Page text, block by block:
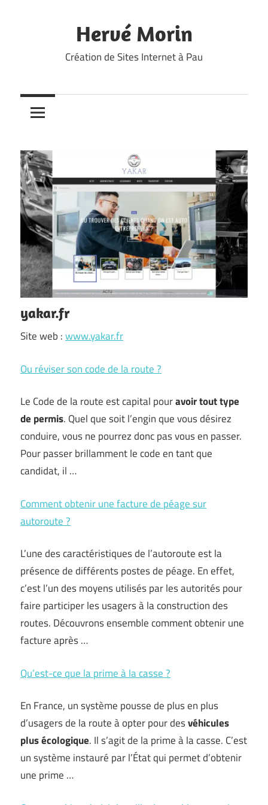
Hervé Morin
Création de Sites Internet à Pau
yakar.fr
Site web :www.yakar.fr
Ou réviser son code de la route ?
Le Code de la route est capital pouravoir tout type
de permis. Quel que soit l’engin que vous désirez
conduire, vous ne pourrez donc pas vous en passer.
Pour passer brillamment le code en tant que
candidat, il …
Comment obtenir une facture de péage sur
autoroute ?
L’une des caractéristiques de l’autoroute est la
présence de différents postes de péage. En effet,
c’est l’un des moyens utilisés par les autorités pour
faire participer les usagers à la construction des
routes. Découvrons ensemble comment obtenir une
facture après …
Qu’est-ce que la prime à la casse ?
En France, un système pousse de plus en plus
d’usagers de la route à opter pour desvéhicules
plusécologique. Il s’agit de la prime à la casse. C’est
un système instauré par l’État qui permet d’obtenir
une prime …